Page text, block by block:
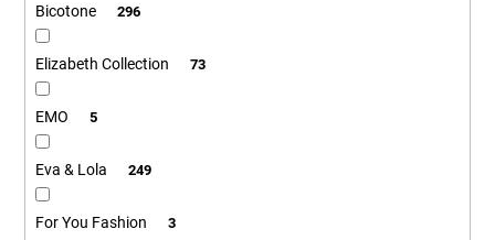
Bicotone 296
Elizabeth Collection 73
EMO 5
Eva & Lola 249
For You Fashion 3